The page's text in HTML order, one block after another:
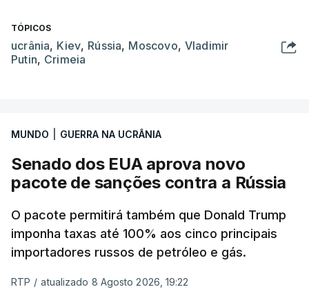
TÓPICOS
ucrânia, Kiev, Rússia, Moscovo, Vladimir
Putin, Crimeia
MUNDO GUERRA NA UCRÂNIA
Senado dos EUA aprova novo
pacote de sanções contra a Rússia
O pacote permitirá também que Donald Trump
imponha taxas até 100% aos cinco principais
importadores russos de petróleo e gás.
RTP / atualizado 8 Agosto 2026, 19:22